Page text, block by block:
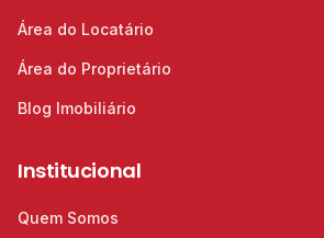
Área do Locatário
Área do Proprietário
Blog Imobiliário
Institucional
Quem Somos